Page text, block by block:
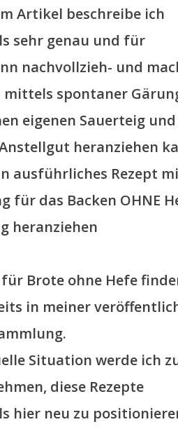
Artikel beschreibe ich
sehr genau und für
nachvollzieh- und
mittels spontaner
eigenen Sauerteig
heranziehen
ausführliches Rezept
für das Backen OHNE
heranziehen
für Brote ohne Hefe
in meiner
Situation werde ich
diese Rezepte
hier neu zu